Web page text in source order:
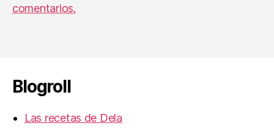
comentarios.
Blogroll
Las recetas de Dela